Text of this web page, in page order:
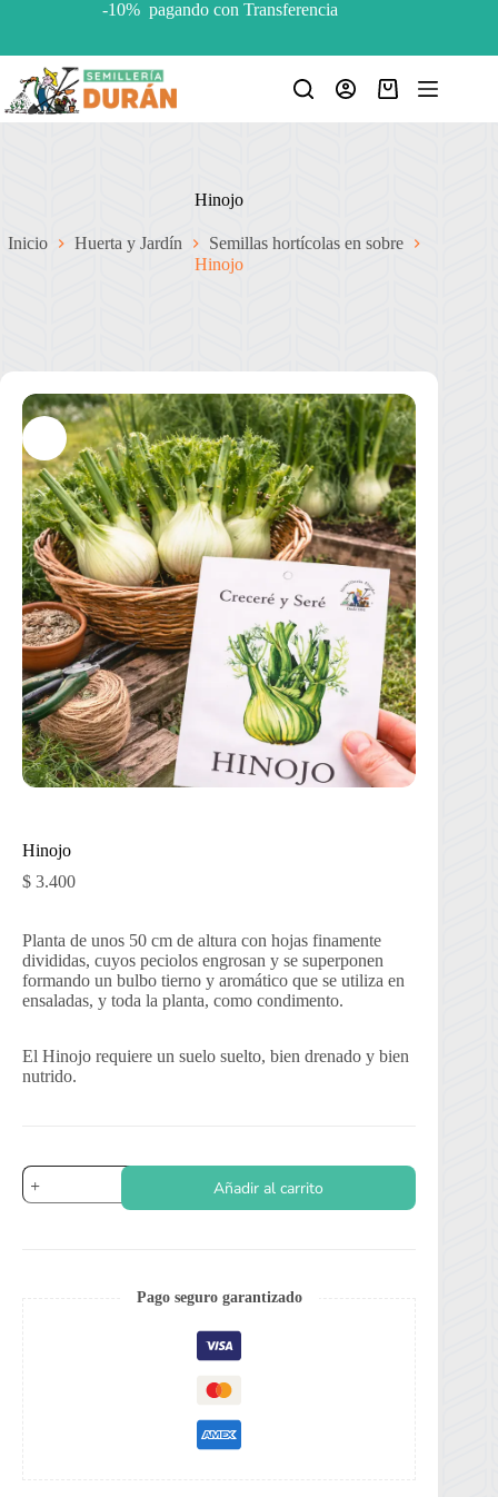
-10% pagando con Transferencia
Carro
Hinojo
Inicio Huerta y Jardín
Semillas hortícolas en sobre
Hinojo
Hinojo
$ 3.400
Planta de unos 50 cm de altura con hojas finamente
divididas, cuyos peciolos engrosan y se superponen
formando un bulbo tierno y aromático que se utiliza en
ensaladas, y toda la planta, como condimento.
El Hinojo requiere un suelo suelto, bien drenado y bien
nutrido.
Hinojo
cantidad
Añadir al carrito
Pago seguro garantizado